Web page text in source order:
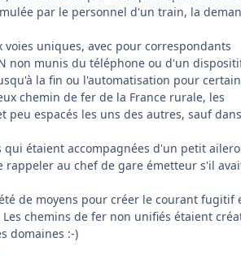
par le personnel d'un train, la
uniques, avec pour correspondants
non munis du téléphone ou d'un
la fin ou l'automatisation pour
chemin de fer de la France rurale, les
espacés les uns des autres, sauf
étaient accompagnées d'un petit
au chef de gare émetteur s'il
de moyens pour créer le courant fugitif
chemins de fer non unifiés étaient
domaines :-)